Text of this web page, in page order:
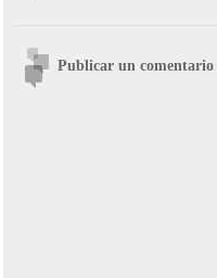
Publicar un comentario